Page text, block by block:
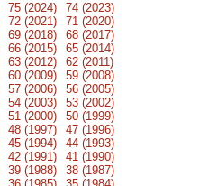
75 (2024)
74 (2023)
72 (2021)
71 (2020)
69 (2018)
68 (2017)
66 (2015)
65 (2014)
63 (2012)
62 (2011)
60 (2009)
59 (2008)
57 (2006)
56 (2005)
54 (2003)
53 (2002)
51 (2000)
50 (1999)
48 (1997)
47 (1996)
45 (1994)
44 (1993)
42 (1991)
41 (1990)
39 (1988)
38 (1987)